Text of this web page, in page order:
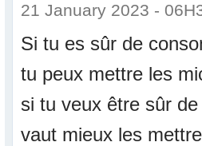
21 January 2023 -
Si tu es sûr de
tu peux mettre les
si tu veux être sûr
vaut mieux les